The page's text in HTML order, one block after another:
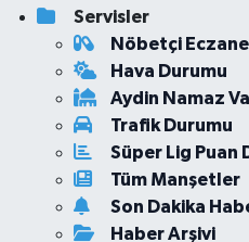
Servisler
Nöbetçi
Hava Durumu
Aydin Namaz
Trafik Durumu
Süper Lig Puan
Tüm Manşetler
Son Dakika
Haber Arşivi